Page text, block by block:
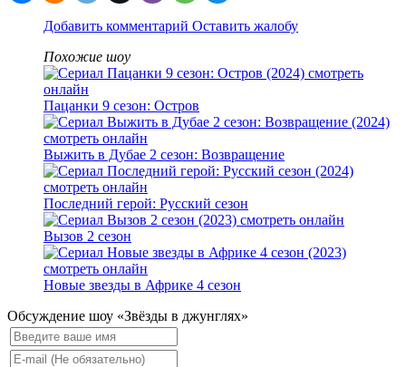
Добавить комментарий Оставить жалобу
Похожие шоу
Пацанки 9 сезон: Остров
Выжить в Дубае 2 сезон: Возвращение
Последний герой: Русский сезон
Вызов 2 сезон
Новые звезды в Африке 4 сезон
Обсуждение шоу «Звёзды в джунглях»